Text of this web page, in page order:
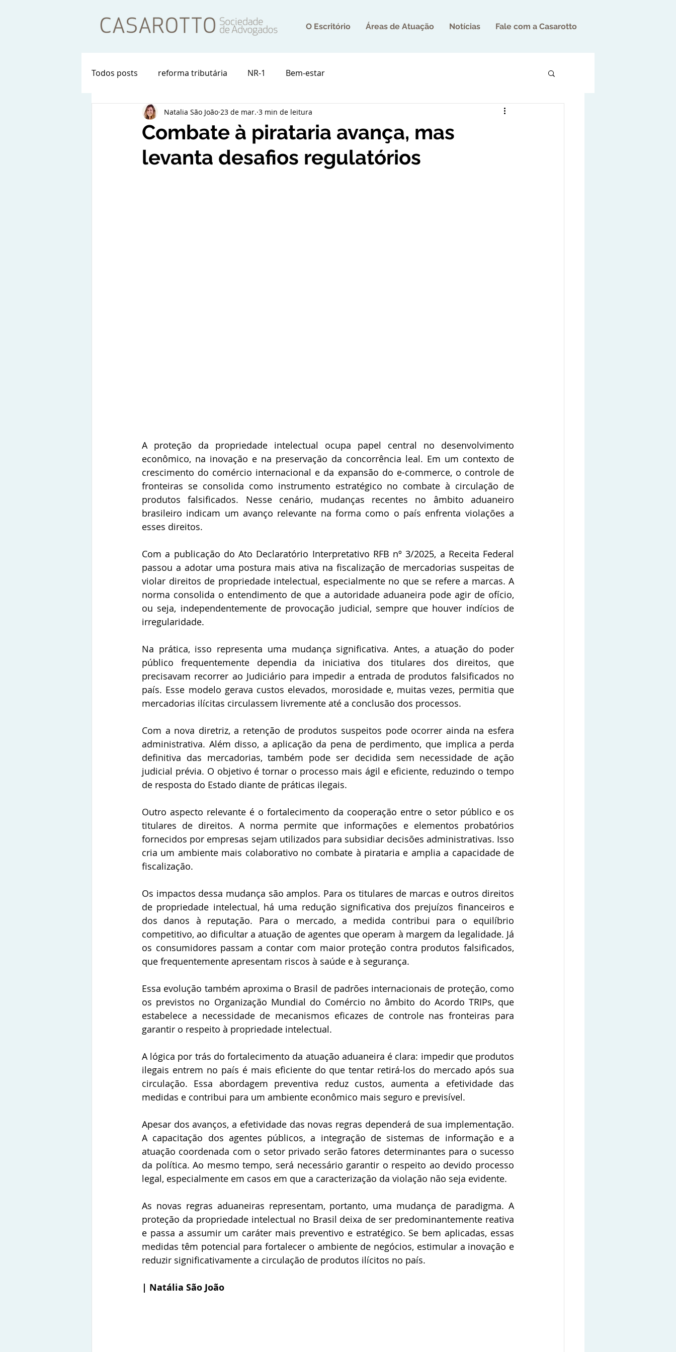
O Escritório Áreas de Atuação Notícias Fale com a Casarotto
Todos posts reforma tributária NR-1 Bem-estar
Combate à pirataria avança, mas
levanta desafios regulatórios
Natalia São João 23 de mar. 3 min de leitura
A proteção da propriedade intelectual ocupa papel central no desenvolvimento
econômico, na inovação e na preservação da concorrência leal. Em um contexto de
crescimento do comércio internacional e da expansão do e-commerce, o controle de
fronteiras se consolida como instrumento estratégico no combate à circulação de
produtos falsificados. Nesse cenário, mudanças recentes no âmbito aduaneiro
brasileiro indicam um avanço relevante na forma como o país enfrenta violações a
esses direitos.
Com a publicação do Ato Declaratório Interpretativo RFB nº 3/2025, a Receita Federal
passou a adotar uma postura mais ativa na fiscalização de mercadorias suspeitas de
violar direitos de propriedade intelectual, especialmente no que se refere a marcas. A
norma consolida o entendimento de que a autoridade aduaneira pode agir de ofício,
ou seja, independentemente de provocação judicial, sempre que houver indícios de
irregularidade.
Na prática, isso representa uma mudança significativa. Antes, a atuação do poder
público frequentemente dependia da iniciativa dos titulares dos direitos, que
precisavam recorrer ao Judiciário para impedir a entrada de produtos falsificados no
país. Esse modelo gerava custos elevados, morosidade e, muitas vezes, permitia que
mercadorias ilícitas circulassem livremente até a conclusão dos processos.
Com a nova diretriz, a retenção de produtos suspeitos pode ocorrer ainda na esfera
administrativa. Além disso, a aplicação da pena de perdimento, que implica a perda
definitiva das mercadorias, também pode ser decidida sem necessidade de ação
judicial prévia. O objetivo é tornar o processo mais ágil e eficiente, reduzindo o tempo
de resposta do Estado diante de práticas ilegais.
Outro aspecto relevante é o fortalecimento da cooperação entre o setor público e os
titulares de direitos. A norma permite que informações e elementos probatórios
fornecidos por empresas sejam utilizados para subsidiar decisões administrativas. Isso
cria um ambiente mais colaborativo no combate à pirataria e amplia a capacidade de
fiscalização.
Os impactos dessa mudança são amplos. Para os titulares de marcas e outros direitos
de propriedade intelectual, há uma redução significativa dos prejuízos financeiros e
dos danos à reputação. Para o mercado, a medida contribui para o equilíbrio
competitivo, ao dificultar a atuação de agentes que operam à margem da legalidade. Já
os consumidores passam a contar com maior proteção contra produtos falsificados,
que frequentemente apresentam riscos à saúde e à segurança.
Essa evolução também aproxima o Brasil de padrões internacionais de proteção, como
os previstos no Organização Mundial do Comércio no âmbito do Acordo TRIPs, que
estabelece a necessidade de mecanismos eficazes de controle nas fronteiras para
garantir o respeito à propriedade intelectual.
A lógica por trás do fortalecimento da atuação aduaneira é clara: impedir que produtos
ilegais entrem no país é mais eficiente do que tentar retirá-los do mercado após sua
circulação. Essa abordagem preventiva reduz custos, aumenta a efetividade das
medidas e contribui para um ambiente econômico mais seguro e previsível.
Apesar dos avanços, a efetividade das novas regras dependerá de sua implementação.
A capacitação dos agentes públicos, a integração de sistemas de informação e a
atuação coordenada com o setor privado serão fatores determinantes para o sucesso
da política. Ao mesmo tempo, será necessário garantir o respeito ao devido processo
legal, especialmente em casos em que a caracterização da violação não seja evidente.
As novas regras aduaneiras representam, portanto, uma mudança de paradigma. A
proteção da propriedade intelectual no Brasil deixa de ser predominantemente reativa
e passa a assumir um caráter mais preventivo e estratégico. Se bem aplicadas, essas
medidas têm potencial para fortalecer o ambiente de negócios, estimular a inovação e
reduzir significativamente a circulação de produtos ilícitos no país.
| Natália São João